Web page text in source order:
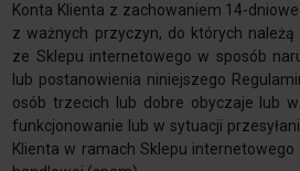
Konta Klienta z zachowaniem 14-
z ważnych przyczyn, do których
ze Sklepu internetowego w sposób
lub postanowienia niniejszego
osób trzecich lub dobre obyczaje lub
funkcjonowanie lub w sytuacji
Klienta w ramach Sklepu